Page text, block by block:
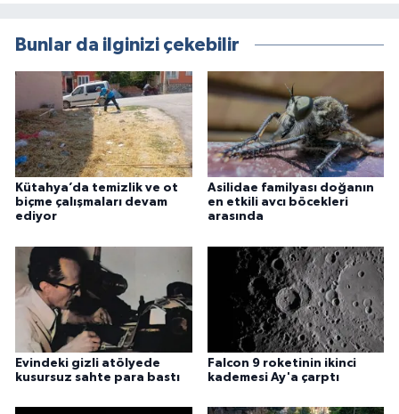
Bunlar da ilginizi çekebilir
Kütahya’da temizlik ve ot
biçme çalışmaları devam
ediyor
Asilidae familyası doğanın
en etkili avcı böcekleri
arasında
Evindeki gizli atölyede
kusursuz sahte para bastı
Falcon 9 roketinin ikinci
kademesi Ay'a çarptı